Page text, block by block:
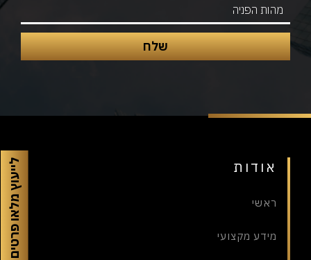
לייעוץ מלאו פרטים אודות
ראשי
מידע מקצועי